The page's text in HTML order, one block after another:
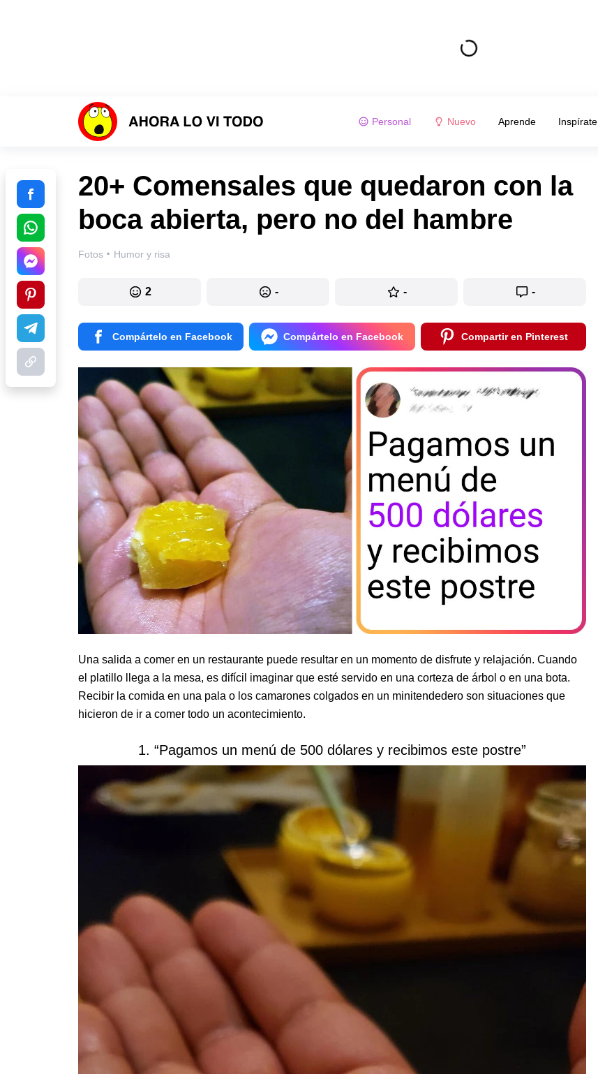
Personal Nuevo Aprende Inspírate
20+ Comensales que quedaron con la
boca abierta, pero no del hambre
Fotos · Humor y risa
2 - - -
Compártelo en Facebook Compártelo en Facebook Compartir en Pinterest
Una salida a comer en un restaurante puede resultar en un momento de disfrute y relajación. Cuando
el platillo llega a la mesa, es difícil imaginar que esté servido en una corteza de árbol o en una bota.
Recibir la comida en una pala o los camarones colgados en un minitendedero son situaciones que
hicieron de ir a comer todo un acontecimiento.
1. “Pagamos un menú de 500 dólares y recibimos este postre”